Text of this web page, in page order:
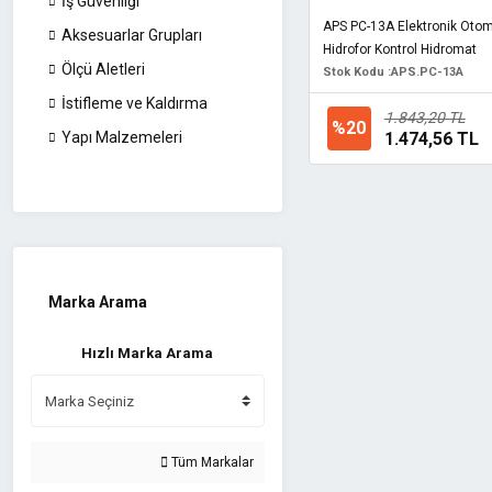
Aksesuarlar Grupları
Ölçü Aletleri
İstifleme ve Kaldırma
Yapı Malzemeleri
Marka Arama
Hızlı Marka Arama
Tüm Markalar
APS PC-13A Elektronik
Hidrofor Kontrol Hidromat
Stok Kodu :APS.PC-13A
%20 1.843,20 TL
1.474,56 TL